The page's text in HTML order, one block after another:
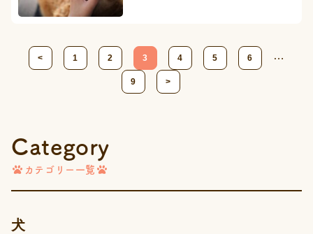
ジ
送
り
< 1 2 3 4 5 6 …
9 >
Category
カテゴリー一覧
犬